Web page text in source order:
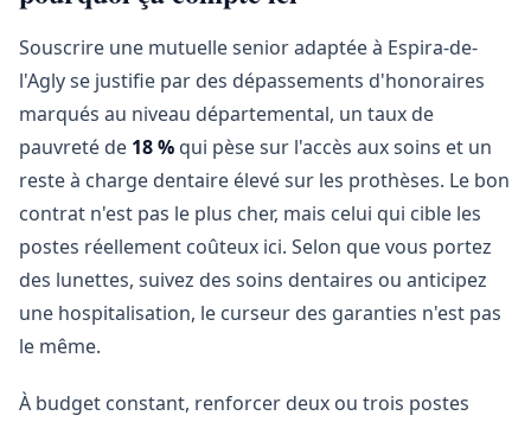
Souscrire une mutuelle senior adaptée à Espira-de-
l'Agly se justifie par des dépassements d'honoraires
marqués au niveau départemental, un taux de
pauvreté de 18 % qui pèse sur l'accès aux soins et un
reste à charge dentaire élevé sur les prothèses. Le bon
contrat n'est pas le plus cher, mais celui qui cible les
postes réellement coûteux ici. Selon que vous portez
des lunettes, suivez des soins dentaires ou anticipez
une hospitalisation, le curseur des garanties n'est pas
le même.
À budget constant, renforcer deux ou trois postes